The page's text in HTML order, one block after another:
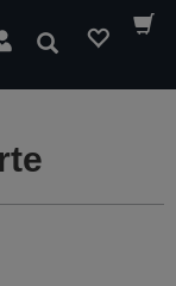
Pesquisar